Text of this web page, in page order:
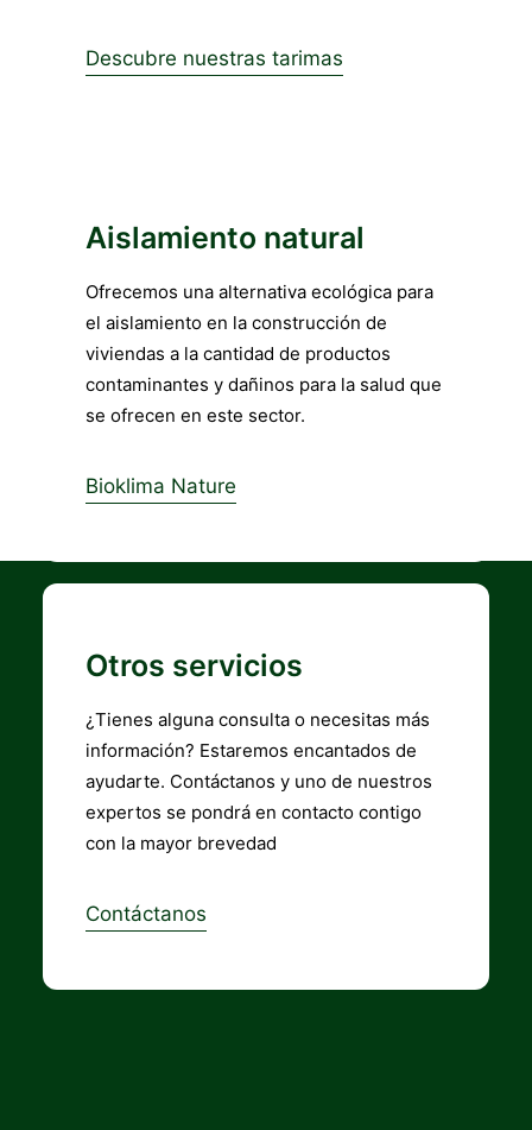
Descubre nuestras tarimas
Aislamiento natural
Ofrecemos una alternativa ecológica para
el aislamiento en la construcción de
viviendas a la cantidad de productos
contaminantes y dañinos para la salud que
se ofrecen en este sector.
Bioklima Nature
Otros servicios
¿Tienes alguna consulta o necesitas más
información? Estaremos encantados de
ayudarte. Contáctanos y uno de nuestros
expertos se pondrá en contacto contigo
con la mayor brevedad
Contáctanos